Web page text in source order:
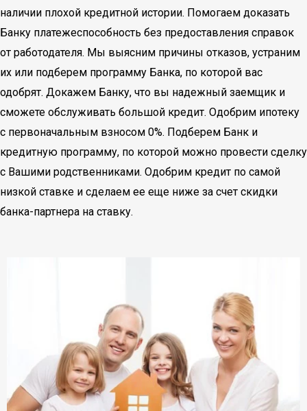
наличии плохой кредитной истории. Помогаем доказать
Банку платежеспособность без предоставления справок
от работодателя. Мы выясним причины отказов, устраним
их или подберем программу Банка, по которой вас
одобрят. Докажем Банку, что вы надежный заемщик и
сможете обслуживать большой кредит. Одобрим ипотеку
с первоначальным взносом 0%. Подберем Банк и
кредитную программу, по которой можно провести сделку
с Вашими родственниками. Одобрим кредит по самой
низкой ставке и сделаем ее еще ниже за счет скидки
банка-партнера на ставку.